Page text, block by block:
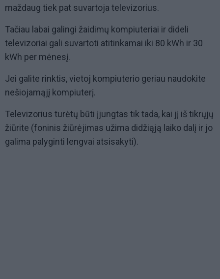
maždaug tiek pat suvartoja televizorius.
Tačiau labai galingi žaidimų kompiuteriai ir dideli
televizoriai gali suvartoti atitinkamai iki 80 kWh ir 30
kWh per mėnesį.
Jei galite rinktis, vietoj kompiuterio geriau naudokite
nešiojamąjį kompiuterį.
Televizorius turėtų būti įjungtas tik tada, kai jį iš tikrųjų
žiūrite (foninis žiūrėjimas užima didžiąją laiko dalį ir jo
galima palyginti lengvai atsisakyti).